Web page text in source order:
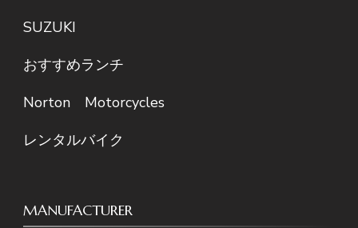
SUZUKI
おすすめランチ
Norton Motorcycles
レンタルバイク
MANUFACTURER